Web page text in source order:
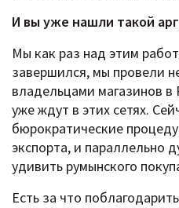
И вы уже нашли такой
Мы как раз над этим
завершился, мы провели
владельцами магазинов в
уже ждут в этих сетях.
бюрократические
экспорта, и параллельно
удивить румынского
Есть за что поблагодарить